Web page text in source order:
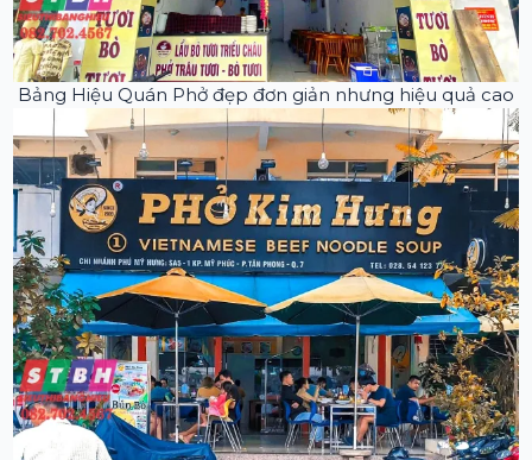
Bảng Hiệu Quán Phở đẹp đơn giản nhưng hiệu quả cao